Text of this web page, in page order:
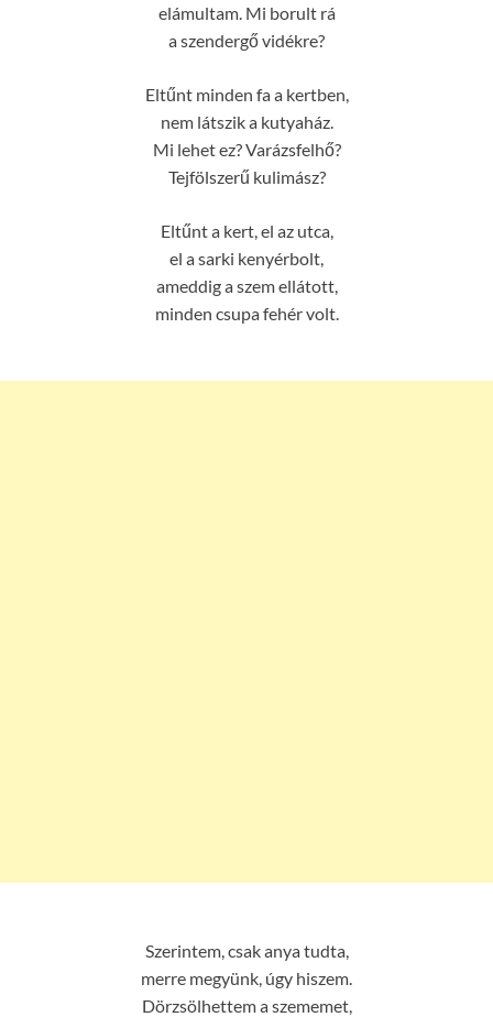
elámultam. Mi borult rá
a szendergő vidékre?
Eltűnt minden fa a kertben,
nem látszik a kutyaház.
Mi lehet ez? Varázsfelhő?
Tejfölszerű kulimász?
Eltűnt a kert, el az utca,
el a sarki kenyérbolt,
ameddig a szem ellátott,
minden csupa fehér volt.
Szerintem, csak anya tudta,
merre megyünk, úgy hiszem.
Dörzsölhettem a szememet,